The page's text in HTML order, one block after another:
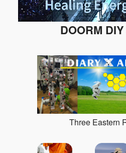
DOORM
Three Eastern